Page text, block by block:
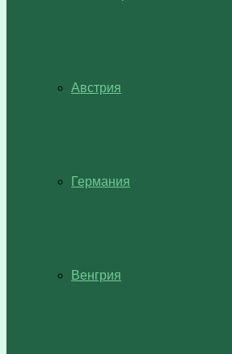
Австрия
Германия
Венгрия